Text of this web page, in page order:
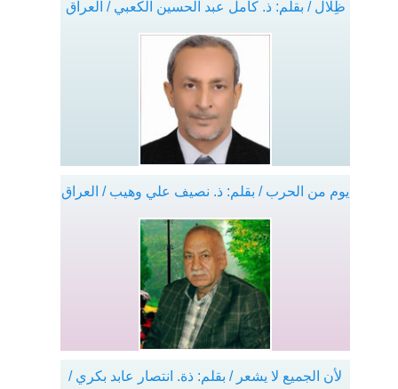
ظِلال / بقلم: ذ. كامل عبد الحسين الكعبي / العراق
يوم من الحرب / بقلم: ذ. نصيف علي وهيب / العراق
لأن الجميع لا يشعر / بقلم: ذة. انتصار عابد بكري /